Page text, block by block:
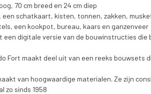
70 cm breed en 24 cm diep
schatkaart, kisten, tonnen, zakken,
een kookpot, bureau, kaars en ganzenveer
een digitale versie van de bouwinstructies die
Fort maakt deel uit van een reeks bouwsets
van hoogwaardige materialen. Ze zijn
zo sinds 1958